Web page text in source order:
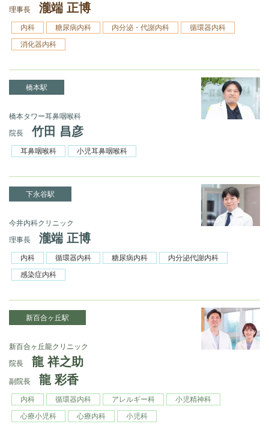
理事長
瀧端 正博
内科 糖尿病内科 内分泌・代謝内科
循環器内科
消化器内科
橋本駅
橋本タワー耳鼻咽喉科
院長
竹田 昌彦
耳鼻咽喉科 小児耳鼻咽喉科
下永谷駅
今井内科クリニック
理事長
瀧端 正博
内科 循環器内科 糖尿病内科
内分泌代謝内科
感染症内科
新百合ヶ丘駅
新百合ヶ丘龍クリニック
院長
龍 祥之助
副院長 龍 彩香
内科 循環器内科 アレルギー科
小児精神科
心療小児科
心療内科 小児科